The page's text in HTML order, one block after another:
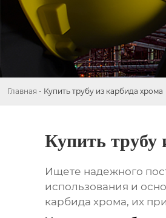
Главная - Купить трубу из карбида хрома
Купить трубу
Ищете надежного
использования и
карбида хрома, их